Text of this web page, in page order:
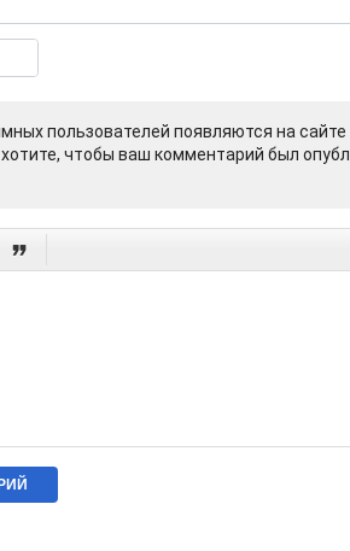
пользователей появляются на сайте
чтобы ваш комментарий был
